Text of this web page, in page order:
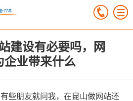
建设有必要吗，网
企业带来什么
些朋友就问我，在昆山做网站还